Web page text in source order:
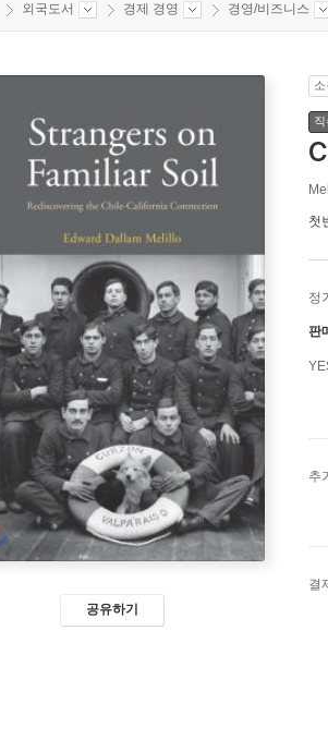
외국도서 경제 경영 경영/비즈니스
공유하기
첫
정
판
추
결